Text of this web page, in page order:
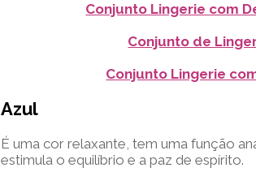
Conjunto Lingerie com
Conjunto de
Conjunto Lingerie
Azul
É uma cor relaxante, tem uma função
estimula o equilíbrio e a paz de espírito.